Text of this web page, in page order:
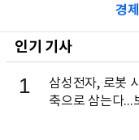
경제
인기 기사
1
삼성전자, 로봇
축으로 삼는다...